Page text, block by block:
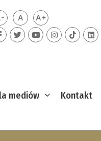
kontrastczcionka
ADomyślna czcionka
A+Większa
mediów Kontakt